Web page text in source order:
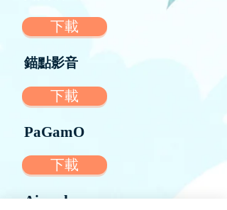
下載
錨點影音
下載
PaGamO
下載
Aiworks